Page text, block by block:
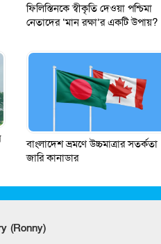
ফিলিস্তিনকে স্বীকৃতি দেওয়া পশ্চিমা
নেতাদের ‘মান রক্ষা’র একটি উপায়?
বাংলাদেশ ভ্রমণে উচ্চমাত্রার সতর্কতা
জারি কানাডার
(Ronny)